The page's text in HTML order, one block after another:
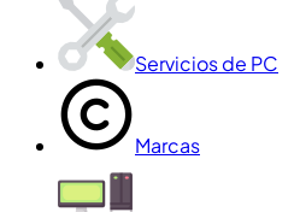
Servicios de PC
Marcas